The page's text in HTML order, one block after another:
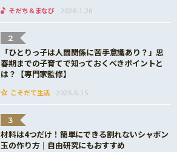
そだち＆まなび 2026.1.26
2
「ひとりっ子は人間関係に苦手意識あり？」思
春期までの子育てで知っておくべきポイントと
は？【専門家監修】
こそだて生活 2026.6.15
3
材料は4つだけ！簡単にできる割れないシャボン
玉の作り方｜自由研究にもおすすめ